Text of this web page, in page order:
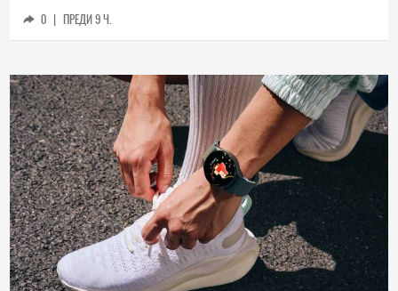
0 | ПРЕДИ 9 Ч.